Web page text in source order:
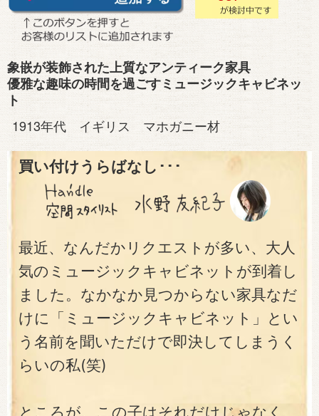
象嵌が装飾された上質なアンティーク家具
優雅な趣味の時間を過ごすミュージックキャビネッ
ト
1913年代 イギリス マホガニー材
買い付けうらばなし･･･
最近、なんだかリクエストが多い、大人
気のミュージックキャビネットが到着し
ました。なかなか見つからない家具なだ
けに「ミュージックキャビネット」とい
う名前を聞いただけで即決してしまうく
らいの私(笑)
ところが、この子はそれだけじゃなく